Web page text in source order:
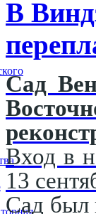
В
Сад
Вход в
13
Сад был